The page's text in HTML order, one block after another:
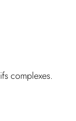
complexes.